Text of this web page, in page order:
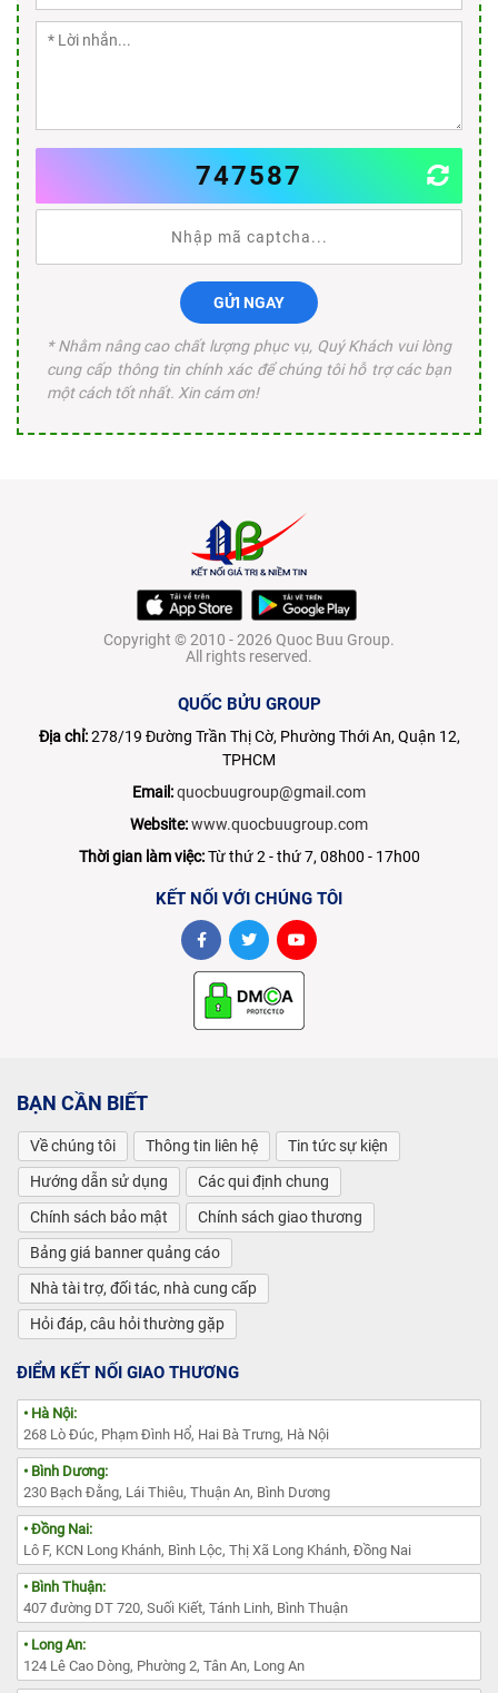
747587
GỬI NGAY
* Nhằm nâng cao chất lượng phục vụ, Quý Khách vui lòng
cung cấp thông tin chính xác để chúng tôi hỗ trợ các bạn
một cách tốt nhất. Xin cám ơn!
Copyright © 2010 - 2026 Quoc Buu Group.
All rights reserved.
QUỐC BỬU GROUP
Địa chỉ:278/19 Đường Trần Thị Cờ, Phường Thới An, Quận 12,
TPHCM
Email:quocbuugroup@gmail.com
Website:www.quocbuugroup.com
Thời gian làm việc:Từ thứ 2 - thứ 7, 08h00 - 17h00
KẾT NỐI VỚI CHÚNG TÔI
BẠN CẦN BIẾT
Về chúng tôi Thông tin liên hệ
Tin tức sự kiện
Hướng dẫn sử dụng
Các qui định chung
Chính sách bảo mật
Chính sách giao thương
Bảng giá banner quảng cáo
Nhà tài trợ, đối tác, nhà cung cấp
Hỏi đáp, câu hỏi thường gặp
ĐIỂM KẾT NỐI GIAO THƯƠNG
• Hà Nội:
268 Lò Đúc, Phạm Đình Hổ, Hai Bà Trưng, Hà Nội
• Bình Dương:
230 Bạch Đằng, Lái Thiêu, Thuận An, Bình Dương
• Đồng Nai:
Lô F, KCN Long Khánh, Bình Lộc, Thị Xã Long Khánh, Đồng Nai
• Bình Thuận:
407 đường DT 720, Suối Kiết, Tánh Linh, Bình Thuận
• Long An:
124 Lê Cao Dòng, Phường 2, Tân An, Long An